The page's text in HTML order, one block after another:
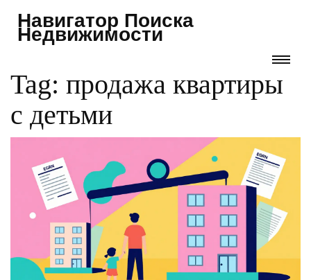
Навигатор Поиска
Недвижимости
Tag: продажа квартиры
с детьми